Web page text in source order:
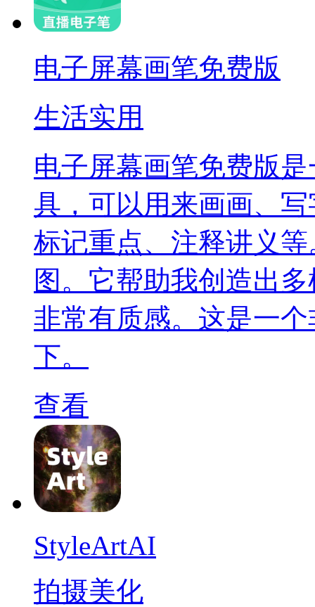
电子屏幕画笔免费版
生活实用
电子屏幕画笔免费版
具，可以用来画画、
标记重点、注释讲义
图。它帮助我创造出
非常有质感。这是一
下。
查看
StyleArtAI
拍摄美化